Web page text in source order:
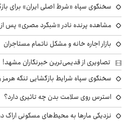
سخنگوی سپاه «شرط اصلی ایران» برای
مشاهده پرنده نادر «شبگرد مصری» پس از ۶۰ سال غیبت در نهاوند
بازار اجاره خانه و مشکل ناتمام مستاجران
تصاویری از قدیمی‌ترین خبرنگاران مشهد!
سخنگوی سپاه شرایط بازگشایی تنگه هرمز
استرس روی سلامت بدن چه تاثیری دارد؟
نزدیکی مارها به محیط‌های مسکونی اراک